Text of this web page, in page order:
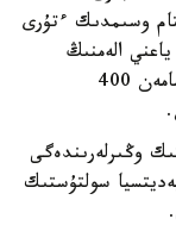
6 مىڭنان استام وسىمدىك ءتۇرى
ياعني الەمنىڭ
ەشبىر جەرىندە كەزدەسپەيتىن تۇرلەر. ال شامامەن 400
وڭىرلەرىندەگى
سولتۇستىك